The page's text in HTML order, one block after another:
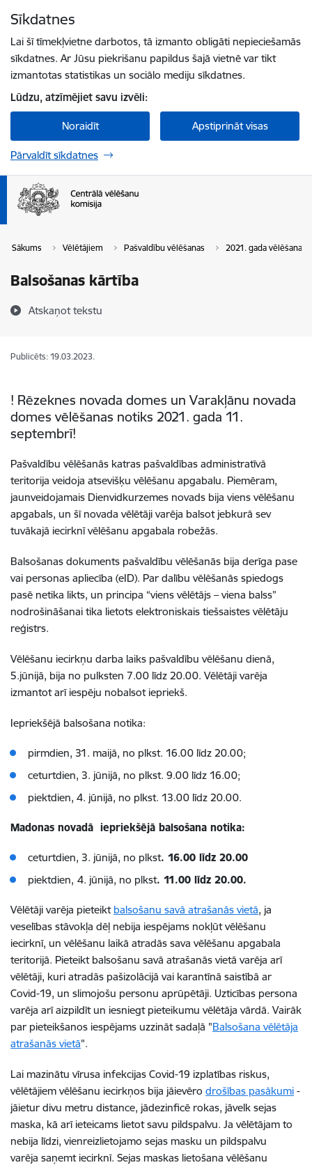
Sīkdatnes
Lai šī tīmekļvietne darbotos, tā izmanto obligāti nepieciešamās
sīkdatnes. Ar Jūsu piekrišanu papildus šajā vietnē var tikt
izmantotas statistikas un sociālo mediju sīkdatnes.
Lūdzu, atzīmējiet savu izvēli:
Noraidīt Apstiprināt visas
Pārvaldīt sīkdatnes
Sākums Vēlētājiem Pašvaldību vēlēšanas 2021. gada vēlēšanas
Balsošanas kārtība
Atskaņot tekstu
Publicēts: 19.03.2023.
! Rēzeknes novada domes un Varakļānu novada
domes vēlēšanas notiks 2021. gada 11.
septembrī!
Pašvaldību vēlēšanās katras pašvaldības administratīvā
teritorija veidoja atsevišķu vēlēšanu apgabalu. Piemēram,
jaunveidojamais Dienvidkurzemes novads bija viens vēlēšanu
apgabals, un šī novada vēlētāji varēja balsot jebkurā sev
tuvākajā iecirknī vēlēšanu apgabala robežās.
Balsošanas dokuments pašvaldību vēlēšanās bija derīga pase
vai personas apliecība (eID). Par dalību vēlēšanās spiedogs
pasē netika likts, un principa “viens vēlētājs – viena balss”
nodrošināšanai tika lietots elektroniskais tiešsaistes vēlētāju
reģistrs.
Vēlēšanu iecirkņu darba laiks pašvaldību vēlēšanu dienā,
5.jūnijā, bija no pulksten 7.00 līdz 20.00. Vēlētāji varēja
izmantot arī iespēju nobalsot iepriekš.
Iepriekšējā balsošana notika:
pirmdien, 31. maijā, no plkst. 16.00 līdz 20.00;
ceturtdien, 3. jūnijā, no plkst. 9.00 līdz 16.00;
piektdien, 4. jūnijā, no plkst. 13.00 līdz 20.00.
Madonas novadā iepriekšējā balsošana notika:
ceturtdien, 3. jūnijā, no plkst. 16.00 līdz 20.00
piektdien, 4. jūnijā, no plkst. 11.00 līdz 20.00.
Vēlētāji varēja pieteikt balsošanu savā atrašanās vietā, ja
veselības stāvokļa dēļ nebija iespējams nokļūt vēlēšanu
iecirknī, un vēlēšanu laikā atradās sava vēlēšanu apgabala
teritorijā. Pieteikt balsošanu savā atrašanās vietā varēja arī
vēlētāji, kuri atradās pašizolācijā vai karantīnā saistībā ar
Covid-19, un slimojošu personu aprūpētāji. Uzticības persona
varēja arī aizpildīt un iesniegt pieteikumu vēlētāja vārdā. Vairāk
par pieteikšanos iespējams uzzināt sadaļā "Balsošana vēlētāja
atrašanās vietā".
Lai mazinātu vīrusa infekcijas Covid-19 izplatības riskus,
vēlētājiem vēlēšanu iecirkņos bija jāievēro drošības pasākumi -
jāietur divu metru distance, jādezinficē rokas, jāvelk sejas
maska, kā arī ieteicams lietot savu pildspalvu. Ja vēlētājam to
nebija līdzi, vienreizlietojamo sejas masku un pildspalvu
varēja saņemt iecirknī. Sejas maskas lietošana vēlēšanu